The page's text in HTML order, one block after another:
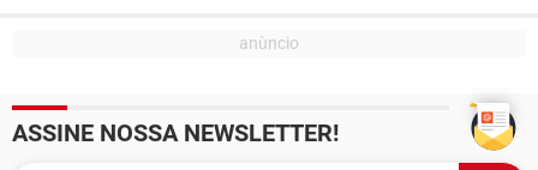
ASSINE NOSSA NEWSLETTER!